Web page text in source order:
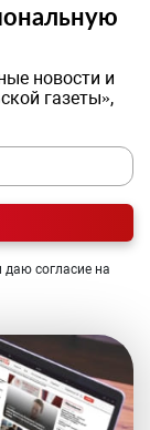
новости и
газеты»,
даю согласие на